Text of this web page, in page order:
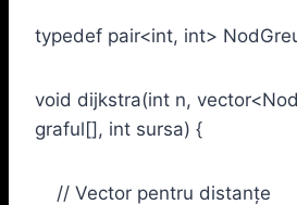
typedef pair<int, int>
void dijkstra(int n,
graful[], int sursa) {
// Vector pentru distanțe